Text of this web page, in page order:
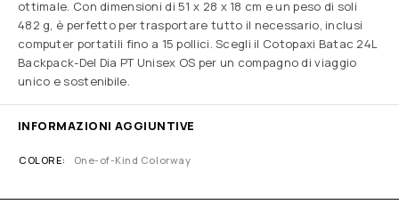
ottimale. Con dimensioni di 51 x 28 x 18 cm e un peso di soli
482 g, è perfetto per trasportare tutto il necessario, inclusi
computer portatili fino a 15 pollici. Scegli il Cotopaxi Batac 24L
Backpack-Del Dia PT Unisex OS per un compagno di viaggio
unico e sostenibile.
INFORMAZIONI AGGIUNTIVE
COLORE One-of-Kind Colorway